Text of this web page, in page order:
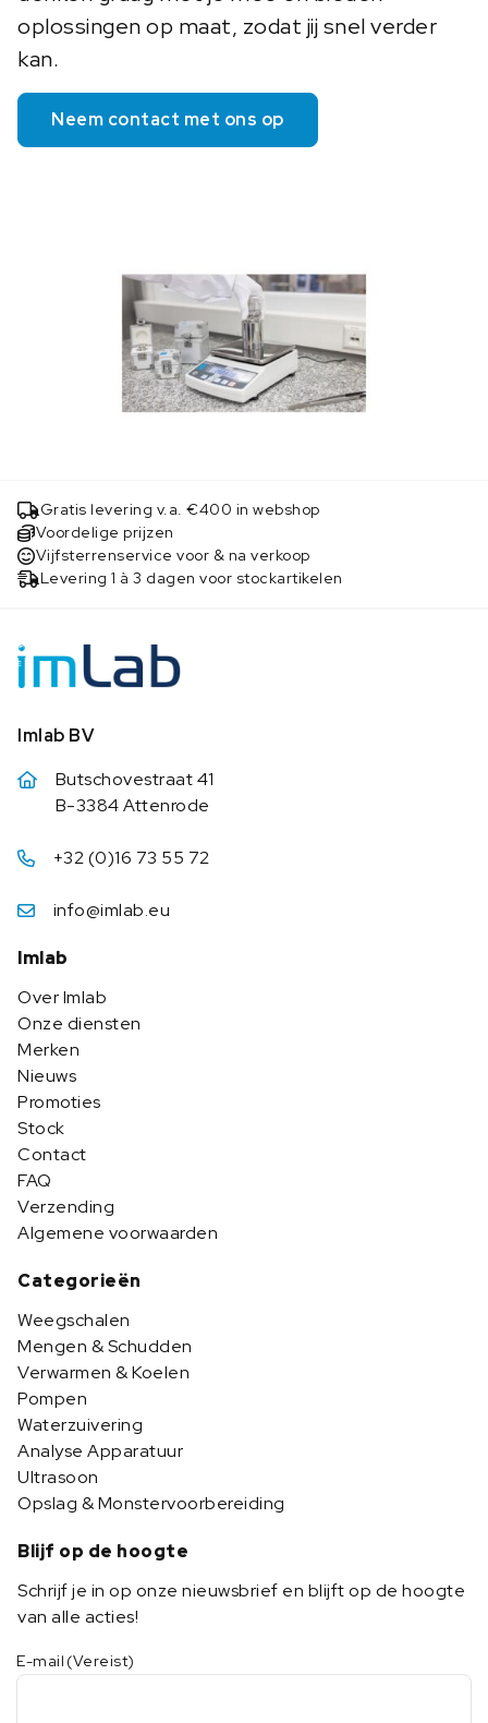
oplossingen op maat, zodat jij snel verder
kan.
Neem contact met ons op
Gratis levering v.a. €400 in webshop
Voordelige prijzen
Vijfsterrenservice voor & na verkoop
Levering 1 à 3 dagen voor stockartikelen
Imlab BV
Butschovestraat 41
B-3384 Attenrode
+32 (0)16 73 55 72
info@imlab.eu
Imlab
Over Imlab
Onze diensten
Merken
Nieuws
Promoties
Stock
Contact
FAQ
Verzending
Algemene voorwaarden
Categorieën
Weegschalen
Mengen & Schudden
Verwarmen & Koelen
Pompen
Waterzuivering
Analyse Apparatuur
Ultrasoon
Opslag & Monstervoorbereiding
Blijf op de hoogte
Schrijf je in op onze nieuwsbrief en blijft op de hoogte
van alle acties!
E-mail (Vereist)